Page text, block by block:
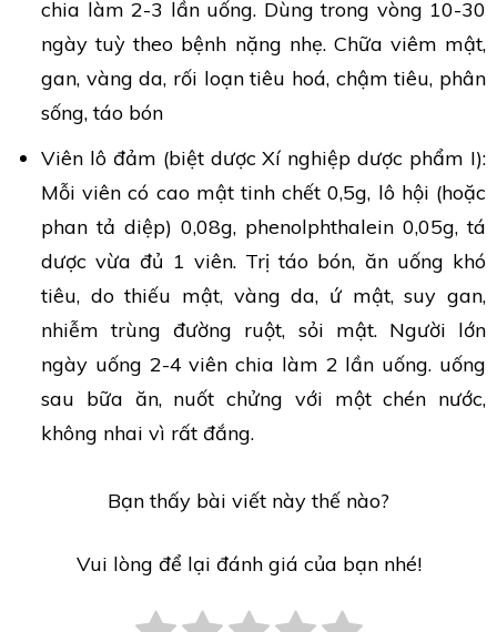
chia làm 2-3 lần uống. Dùng trong vòng 10-30
ngày tuỳ theo bệnh nặng nhẹ. Chữa viêm mật,
gan, vàng da, rối loạn tiêu hoá, chậm tiêu, phân
sống, táo bón
Viên lô đảm (biệt dược Xí nghiệp dược phẩm I):
Mỗi viên có cao mật tinh chết 0,5g, lô hội (hoặc
phan tả diệp) 0,08g, phenolphthalein 0,05g, tá
dược vừa đủ 1 viên. Trị táo bón, ăn uống khó
tiêu, do thiếu mật, vàng da, ứ mật, suy gan,
nhiễm trùng đường ruột, sỏi mật. Người lớn
ngày uống 2-4 viên chia làm 2 lần uống. uống
sau bữa ăn, nuốt chửng với một chén nước,
không nhai vì rất đắng.
Bạn thấy bài viết này thế nào?
Vui lòng để lại đánh giá của bạn nhé!